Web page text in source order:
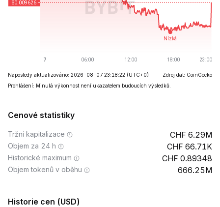
Naposledy aktualizováno: 2026-08-07 23:18:22 (UTC+0)
Zdroj dat: CoinGecko
Prohlášení: Minulá výkonnost není ukazatelem budoucích výsledků.
Cenové statistiky
Tržní kapitalizace 6.29M
Objem za 24 h 66.71K
Historické maximum 0.89348
Objem tokenů v oběhu 666.25M
Historie cen (USD)